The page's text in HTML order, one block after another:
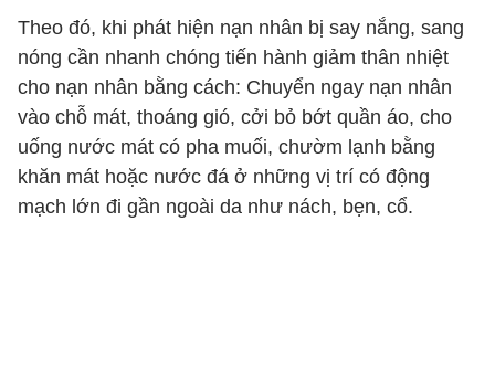
Theo đó, khi phát hiện nạn nhân bị say nắng, sang
nóng cần nhanh chóng tiến hành giảm thân nhiệt
cho nạn nhân bằng cách: Chuyển ngay nạn nhân
vào chỗ mát, thoáng gió, cởi bỏ bớt quần áo, cho
uống nước mát có pha muối, chườm lạnh bằng
khăn mát hoặc nước đá ở những vị trí có động
mạch lớn đi gần ngoài da như nách, bẹn, cổ.